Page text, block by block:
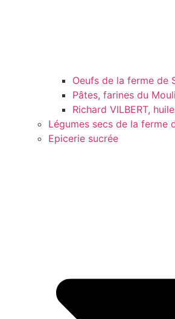
Oeufs de la ferme de
Pâtes, farines du
Richard VILBERT,
Légumes secs de la ferme
Epicerie sucrée